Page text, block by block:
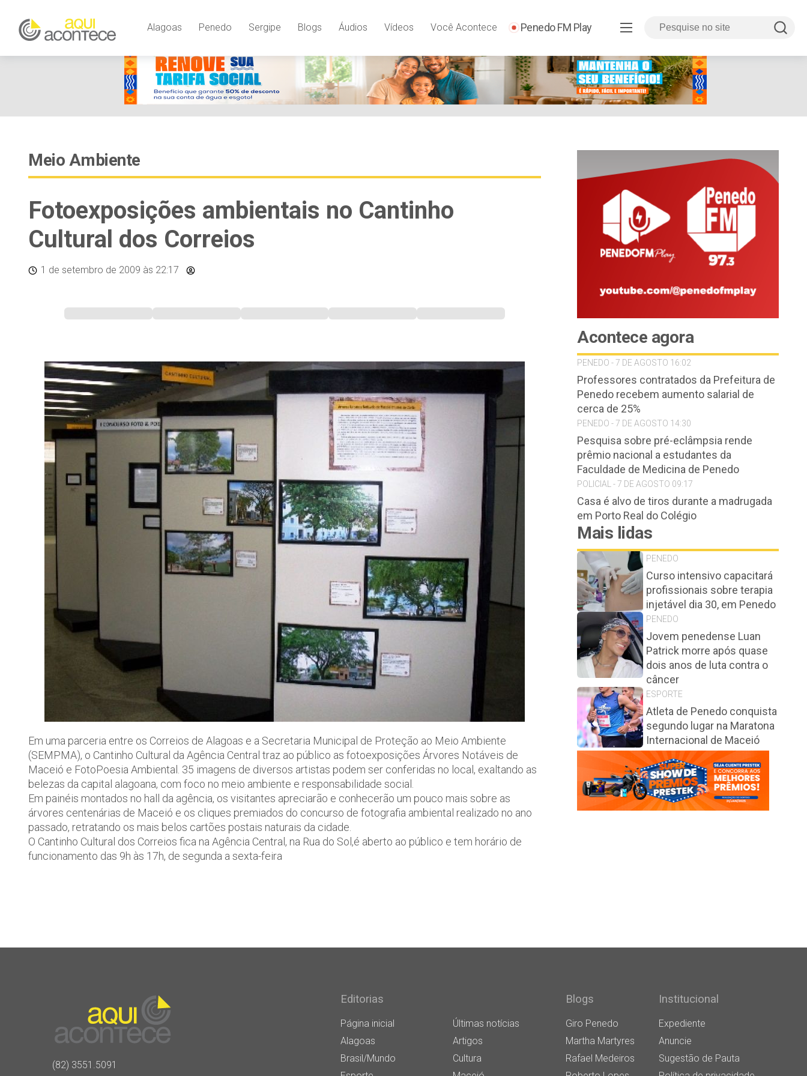
Alagoas Penedo Sergipe Blogs Áudios Vídeos Você Acontece Penedo FM Play
Meio Ambiente
Fotoexposições ambientais no Cantinho
Cultural dos Correios
1 de setembro de 2009 às 22:17
Em uma parceria entre os Correios de Alagoas e a Secretaria Municipal de Proteção ao Meio Ambiente
(SEMPMA), o Cantinho Cultural da Agência Central traz ao público as fotoexposições Árvores Notáveis de
Maceió e FotoPoesia Ambiental. 35 imagens de diversos artistas podem ser conferidas no local, exaltando as
belezas da capital alagoana, com foco no meio ambiente e responsabilidade social.
Em painéis montados no hall da agência, os visitantes apreciarão e conhecerão um pouco mais sobre as
árvores centenárias de Maceió e os cliques premiados do concurso de fotografia ambiental realizado no ano
passado, retratando os mais belos cartões postais naturais da cidade.
O Cantinho Cultural dos Correios fica na Agência Central, na Rua do Sol,é aberto ao público e tem horário de
funcionamento das 9h às 17h, de segunda a sexta-feira
Acontece agora
PENEDO - 7 DE AGOSTO 16:02
Professores contratados da Prefeitura de
Penedo recebem aumento salarial de
cerca de 25%
PENEDO - 7 DE AGOSTO 14:30
Pesquisa sobre pré-eclâmpsia rende
prêmio nacional a estudantes da
Faculdade de Medicina de Penedo
POLICIAL - 7 DE AGOSTO 09:17
Casa é alvo de tiros durante a madrugada
em Porto Real do Colégio
Mais lidas
PENEDO
Curso intensivo capacitará
profissionais sobre terapia
injetável dia 30, em Penedo
PENEDO
Jovem penedense Luan
Patrick morre após quase
dois anos de luta contra o
câncer
ESPORTE
Atleta de Penedo conquista
segundo lugar na Maratona
Internacional de Maceió
(82) 3551.5091
Editorias
Página inicial
Últimas notícias
Alagoas
Artigos
Brasil/Mundo
Cultura
Blogs
Giro Penedo
Martha Martyres
Rafael Medeiros
Institucional
Expediente
Anuncie
Sugestão de Pauta